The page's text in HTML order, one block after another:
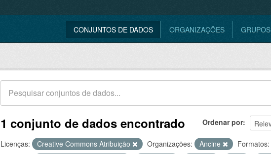
CONJUNTOS DE DADOS ORGANIZAÇÕES GRUPOS
Ordenar por
1 conjunto de dados encontrado
Licenças: Creative Commons Atribuição Organizações: Ancine Formatos: